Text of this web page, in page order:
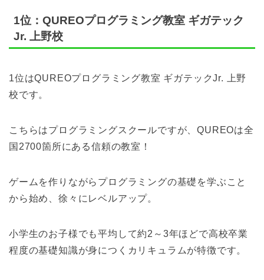
1位：QUREOプログラミング教室 ギガテック
Jr. 上野校
1位はQUREOプログラミング教室 ギガテックJr. 上野
校です。
こちらはプログラミングスクールですが、QUREOは全
国2700箇所にある信頼の教室！
ゲームを作りながらプログラミングの基礎を学ぶこと
から始め、徐々にレベルアップ。
小学生のお子様でも平均して約2～3年ほどで高校卒業
程度の基礎知識が身につくカリキュラムが特徴です。